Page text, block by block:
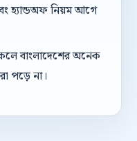
হ্যান্ডঅফ নিয়ম আগে
বাংলাদেশের অনেক
পড়ে না।